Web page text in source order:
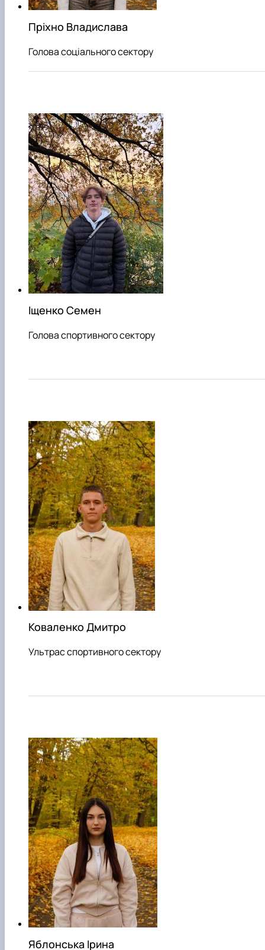
Пріхно Владислава
Голова соціального сектору
Іщенко Семен
Голова спортивного сектору
Коваленко Дмитро
Ультрас спортивного сектору
Яблонська Ірина